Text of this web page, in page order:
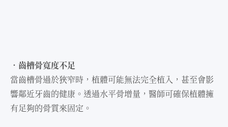
．⿒槽骨寬度不⾜
當⿒槽骨過於狹窄時，植體可能無法完全植入，甚⾄會影
響鄰近牙⿒的健康。透過⽔平骨增量，醫師可確保植體擁
有⾜夠的骨質來固定。